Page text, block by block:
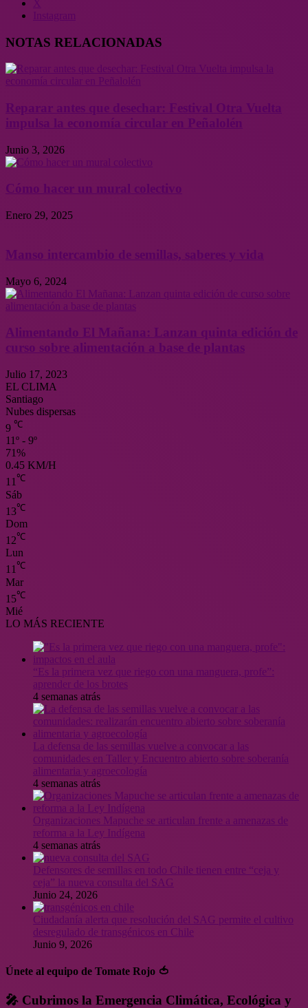
NOTAS RELACIONADAS
Junio 3, 2026
Cómo hacer un mural colectivo
Enero 29, 2025
Manso intercambio de semillas, saberes y vida
Mayo 6, 2024
Alimentando El Mañana: Lanzan quinta edición de
curso sobre alimentación a base de plantas
Julio 17, 2023
EL CLIMA
Santiago
Nubes dispersas
9 ℃
11º - 9º
71%
0.45 KM/H
11℃
Sáb
13℃
Dom
12℃
Lun
11℃
Mar
15℃
Mié
LO MÁS RECIENTE
“Es la primera vez que riego con una manguera, profe”:
aprender de los brotes
4 semanas atrás
La defensa de las semillas vuelve a convocar a las
comunidades en Taller y Encuentro abierto sobre soberanía
alimentaria y agroecología
4 semanas atrás
Organizaciones Mapuche se articulan frente a amenazas de
reforma a la Ley Indígena
4 semanas atrás
Defensores de semillas en todo Chile tienen entre “ceja y
ceja” la nueva consulta del SAG
Junio 24, 2026
Ciudadanía alerta que resolución del SAG permite el cultivo
desregulado de transgénicos en Chile
Junio 9, 2026
Únete al equipo de Tomate Rojo 🍅
🎤 Cubrimos la Emergencia Climática, Ecológica y